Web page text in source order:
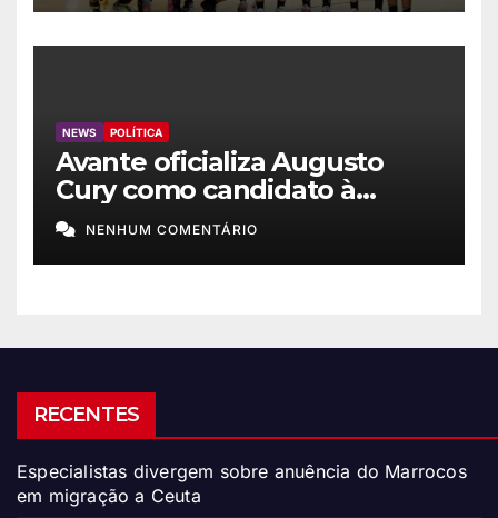
NEWS POLÍTICA
Avante oficializa Augusto
Cury como candidato à
Presidência
NENHUM COMENTÁRIO
RECENTES
Especialistas divergem sobre anuência do Marrocos
em migração a Ceuta